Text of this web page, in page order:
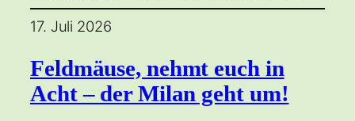
17. Juli 2026
Feldmäuse, nehmt euch in
Acht – der Milan geht um!